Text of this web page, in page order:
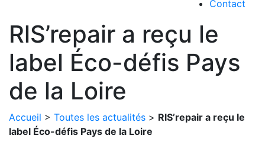
Contact
RlS’repair a reçu le
label Éco-défis Pays
de la Loire
Accueil > Toutes les actualités > RlS’repair a reçu le
label Éco-défis Pays de la Loire